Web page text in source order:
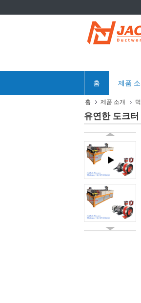
홈 제품 소
홈 제품 소개
유연한 도크터